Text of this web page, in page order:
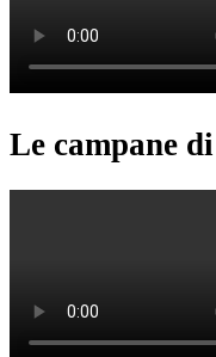
Le campane